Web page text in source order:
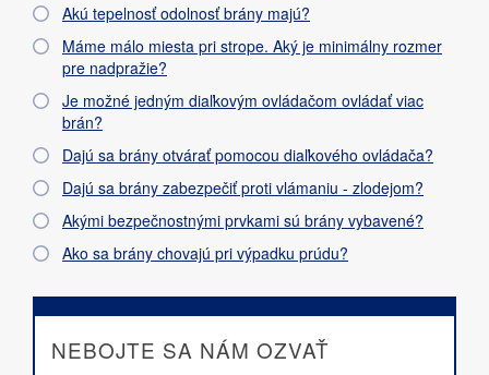
Akú tepelnosť odolnosť brány majú?
Máme málo miesta pri strope. Aký je minimálny rozmer
pre nadpražie?
Je možné jedným diaľkovým ovládačom ovládať viac
brán?
Dajú sa brány otvárať pomocou diaľkového ovládača?
Dajú sa brány zabezpečiť proti vlámaniu - zlodejom?
Akými bezpečnostnými prvkami sú brány vybavené?
Ako sa brány chovajú pri výpadku prúdu?
NEBOJTE SA NÁM OZVAŤ